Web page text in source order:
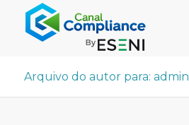
Arquivo do autor para: admin